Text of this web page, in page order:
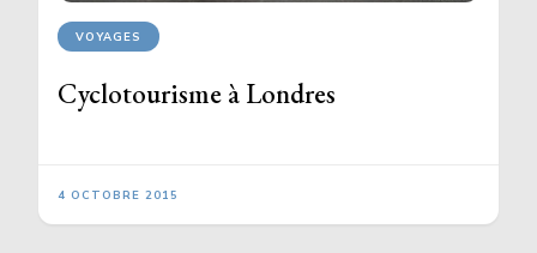
VOYAGES
Cyclotourisme à Londres
4 OCTOBRE 2015